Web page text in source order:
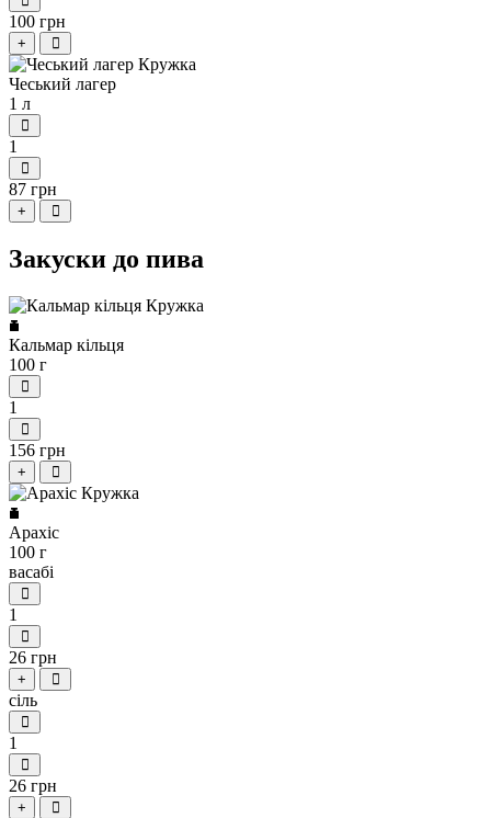
100 грн
+
Чеський лагер
1 л
1
87 грн
+
Закуски до пива
Кальмар кільця
100 г
1
156 грн
+
Арахіс
100 г
васабі
1
26 грн
+
сіль
1
26 грн
+